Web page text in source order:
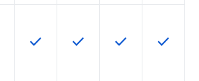
Esta función está disponible en
check Esta función está
check Esta función
check Esta
check